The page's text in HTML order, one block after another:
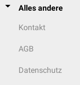
Alles andere
Kontakt
AGB
Datenschutz